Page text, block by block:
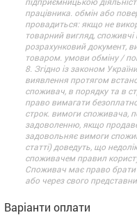
працівника. обмін або
провадиться: якщо не
товарний вигляд, споживчі
розрахунковий документ,
товаром. умови обміну /
8. Згідно із законом
виявлення протягом
споживач, в порядку та в
право вимагати
строк. вимоги споживача,
задоволенню, якщо
задовольняє вимоги
статті) доведуть, що
споживачем правил
Споживач має право брати
або через свого
Варіанти оплати